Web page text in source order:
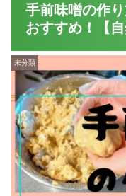
手前味噌の作
おすすめ！【
未分類